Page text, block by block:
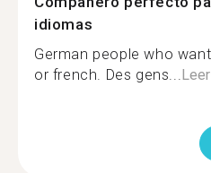
idiomas
German people who
or french. Des gens...